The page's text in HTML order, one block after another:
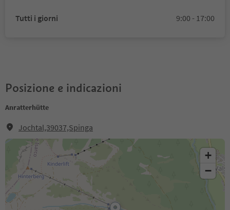
Tutti i giorni 9:00 - 17:00
Posizione e indicazioni
Anratterhütte
Jochtal,39037,Spinga
+
−